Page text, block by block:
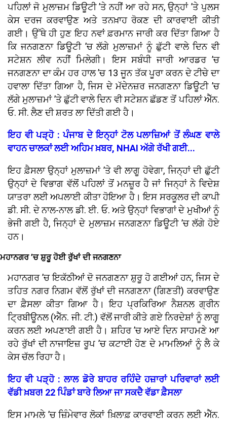
ਪਹਿਲਾਂ ਜੋ ਮੁਲਾਜ਼ਮ ਡਿਊਟੀ ’ਤੇ ਨਹੀਂ ਆ ਰਹੇ ਸਨ, ਉਨ੍ਹਾਂ ’ਤੇ ਪੁਲਸ
ਕੇਸ ਦਰਜ ਕਰਵਾਉਣ ਅਤੇ ਤਨਖ਼ਾਹ ਰੋਕਣ ਦੀ ਕਾਰਵਾਈ ਕੀਤੀ
ਗਈ। ਉੱਥੇ ਹੀ ਹੁਣ ਇਹ ਨਵਾਂ ਫ਼ਰਮਾਨ ਜਾਰੀ ਕਰ ਦਿੱਤਾ ਗਿਆ ਹੈ
ਕਿ ਜਨਗਣਨਾ ਡਿਊਟੀ ’ਚ ਲੱਗੇ ਮੁਲਾਜ਼ਮਾਂ ਨੂੰ ਛੁੱਟੀ ਵਾਲੇ ਦਿਨ ਵੀ
ਸਟੇਸ਼ਨ ਲੀਵ ਨਹੀਂ ਮਿਲੇਗੀ। ਇਸ ਸਬੰਧੀ ਜਾਰੀ ਆਰਡਰ ’ਚ
ਜਨਗਣਨਾ ਦਾ ਕੰਮ ਹਰ ਹਾਲ ’ਚ 13 ਜੂਨ ਤੱਕ ਪੂਰਾ ਕਰਨ ਦੇ ਟੀਚੇ ਦਾ
ਹਵਾਲਾ ਦਿੱਤਾ ਗਿਆ ਹੈ, ਜਿਸ ਦੇ ਮੱਦੇਨਜ਼ਰ ਜਨਗਣਨਾ ਡਿਊਟੀ ’ਚ
ਲੱਗੇ ਮੁਲਾਜ਼ਮਾਂ ’ਤੇ ਛੁੱਟੀ ਵਾਲੇ ਦਿਨ ਵੀ ਸਟੇਸ਼ਨ ਛੱਡਣ ਤੋਂ ਪਹਿਲਾਂ ਐੱਨ.
ਓ. ਸੀ. ਲੈਣ ਦੀ ਸ਼ਰਤ ਲਾ ਦਿੱਤੀ ਗਈ ਹੈ।
ਇਹ ਵੀ ਪੜ੍ਹੋ : ਪੰਜਾਬ ਦੇ ਇਨ੍ਹਾਂ ਟੋਲ ਪਲਾਜ਼ਿਆਂ ਤੋਂ ਲੰਘਣ ਵਾਲੇ
ਵਾਹਨ ਚਾਲਕਾਂ ਲਈ ਅਹਿਮ ਖ਼ਬਰ, NHAI ਅੱਗੇ ਰੱਖੀ ਗਈ...
ਇਹ ਫ਼ੈਸਲਾ ਉਨ੍ਹਾਂ ਮੁਲਾਜ਼ਮਾਂ ’ਤੇ ਵੀ ਲਾਗੂ ਹੋਵੇਗਾ, ਜਿਨ੍ਹਾਂ ਦੀ ਛੁੱਟੀ
ਉਨ੍ਹਾਂ ਦੇ ਵਿਭਾਗ ਵੱਲੋਂ ਪਹਿਲਾਂ ਤੋਂ ਮਨਜ਼ੂਰ ਹੈ ਜਾਂ ਜਿਨ੍ਹਾਂ ਨੇ ਵਿਦੇਸ਼
ਯਾਤਰਾ ਲਈ ਅਪਲਾਈ ਕੀਤਾ ਹੋਇਆ ਹੈ। ਇਸ ਸਰਕੂਲਰ ਦੀ ਕਾਪੀ
ਡੀ. ਸੀ. ਦੇ ਨਾਲ-ਨਾਲ ਡੀ. ਈ. ਓ. ਅਤੇ ਉਨ੍ਹਾਂ ਵਿਭਾਗਾਂ ਦੇ ਮੁਖੀਆਂ ਨੂੰ
ਭੇਜੀ ਗਈ ਹੈ, ਜਿਨ੍ਹਾਂ ਦੇ ਮੁਲਾਜ਼ਮ ਜਨਗਣਨਾ ਡਿਊਟੀ ’ਚ ਲੱਗੇ ਹੋਏ
ਹਨ।
ਮਹਾਨਗਰ ’ਚ ਸ਼ੁਰੂ ਹੋਈ ਰੁੱਖਾਂ ਦੀ ਜਨਗਣਨਾ
ਮਹਾਨਗਰ ’ਚ ਇਕੱਠੀਆਂ ਦੋ ਜਨਗਣਨਾ ਸ਼ੁਰੂ ਹੋ ਗਈਆਂ ਹਨ, ਜਿਸ ਦੇ
ਤਹਿਤ ਨਗਰ ਨਿਗਮ ਵੱਲੋਂ ਰੁੱਖਾਂ ਦੀ ਜਨਗਣਨਾ (ਗਿਣਤੀ) ਕਰਵਾਉਣ
ਦਾ ਫ਼ੈਸਲਾ ਕੀਤਾ ਗਿਆ ਹੈ। ਇਹ ਪ੍ਰਕਿਰਿਆ ਨੈਸ਼ਨਲ ਗ੍ਰੀਨ
ਟ੍ਰਿਬੀਊਨਲ (ਐੱਨ. ਜੀ. ਟੀ.) ਵੱਲੋਂ ਜਾਰੀ ਕੀਤੇ ਗਏ ਨਿਰਦੇਸ਼ਾਂ ਨੂੰ ਲਾਗੂ
ਕਰਨ ਲਈ ਅਪਣਾਈ ਗਈ ਹੈ। ਸ਼ਹਿਰ ’ਚ ਆਏ ਦਿਨ ਸਾਹਮਣੇ ਆ
ਰਹੇ ਰੁੱਖਾਂ ਦੀ ਨਾਜਾਇਜ਼ ਰੂਪ ’ਚ ਕਟਾਈ ਹੋਣ ਦੇ ਮਾਮਲਿਆਂ ਨੂੰ ਲੈ ਕੇ
ਕੇਸ ਚੱਲ ਰਿਹਾ ਹੈ।
ਇਹ ਵੀ ਪੜ੍ਹੋ : ਲਾਲ ਡੋਰੇ ਬਾਹਰ ਰਹਿੰਦੇ ਹਜ਼ਾਰਾਂ ਪਰਿਵਾਰਾਂ ਲਈ
ਵੱਡੀ ਖ਼ਬਰ! 22 ਪਿੰਡਾਂ ਬਾਰੇ ਲਿਆ ਜਾ ਸਕਦੈ ਵੱਡਾ ਫ਼ੈਸਲਾ
ਇਸ ਮਾਮਲੇ ’ਚ ਜ਼ਿੰਮੇਵਾਰ ਲੋਕਾਂ ਖ਼ਿਲਾਫ਼ ਕਾਰਵਾਈ ਕਰਨ ਲਈ ਐੱਨ.